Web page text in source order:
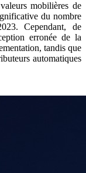
mobilières de
du nombre
Cependant, de
erronée de la
tandis que
automatiques